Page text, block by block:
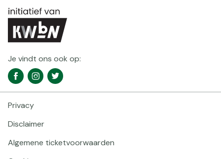
Je vindt ons ook op:
Social
media
navigatie
FacebookInstagramTwitter
Footer
Privacy
Disclaimer
Algemene ticketvoorwaarden